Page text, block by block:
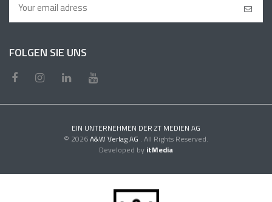
FOLGEN SIE UNS
EIN UNTERNEHMEN DER ZT MEDIEN AG
© 2026A&W Verlag AG . All Rights Reserved.
Developed by itMedia